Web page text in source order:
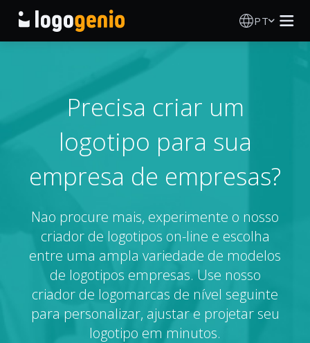
PT
Gerador de logótipos IA
Ideias de logótipos
Produtos impressos
Sobre
Blog
INICIAR SESSÃO
Precisa criar um
logotipo para sua
empresa de empresas?
Nao procure mais, experimente o nosso
criador de logotipos on-line e escolha
entre uma ampla variedade de modelos
de logotipos empresas. Use nosso
criador de logomarcas de nível seguinte
para personalizar, ajustar e projetar seu
logotipo em minutos.